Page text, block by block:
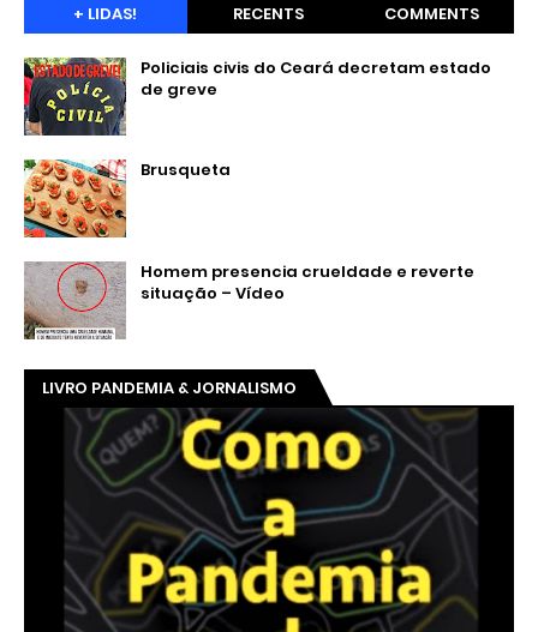
+ LIDAS! RECENTS COMMENTS
Policiais civis do Ceará decretam estado
de greve
Brusqueta
Homem presencia crueldade e reverte
situação – Vídeo
LIVRO PANDEMIA & JORNALISMO